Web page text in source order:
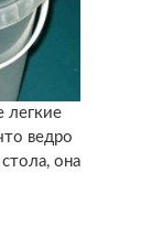
легкие
ведро
она